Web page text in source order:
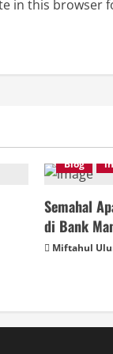
in this browser
Blog
Semahal
di Bank
Miftahul